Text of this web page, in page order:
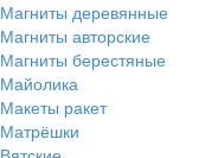
Магниты деревянные
Магниты авторские
Магниты берестяные
Майолика
Макеты ракет
Матрёшки